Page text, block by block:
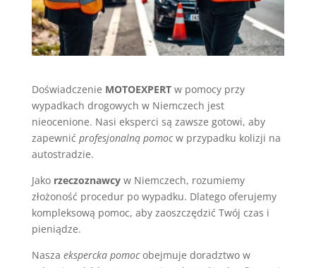
Doświadczenie MOTOEXPERTw pomocy przy
wypadkach drogowych w Niemczech jest
nieocenione. Nasi eksperci są zawsze gotowi, aby
zapewnić profesjonalną pomocw przypadku kolizji na
autostradzie.
Jako rzeczoznawcyw Niemczech, rozumiemy
złożoność procedur po wypadku. Dlatego oferujemy
kompleksową pomoc, aby zaoszczędzić Twój czas i
pieniądze.
Nasza ekspercka pomocobejmuje doradztwo w